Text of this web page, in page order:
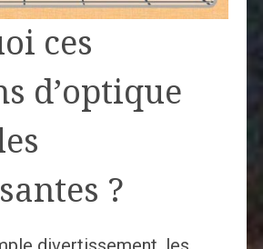
ces
d’optique
?